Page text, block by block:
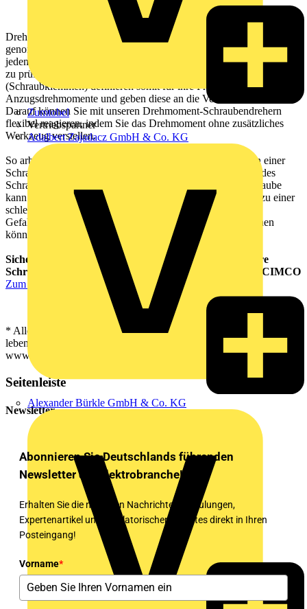
Zumtobel
Vertriebspartner
Adalbert Zajadacz GmbH & Co. KG
Alexander Bürkle GmbH & Co. KG
Drehmoment ist nicht gleich drehmoment: Es gibt keine generelle,
genormte, einheitliche Drehmomentvorgabe. Vielmehr obliegtes
jedem Hersteller selbst, für sein Produkt das optimale Drehmoment
zu prüfen. Die Produzenten der verschiedenen Reihenklemmen
(Schraubklemmen) definieren somit für ihre Produkte
Anzugsdrehmomente und geben diese an die Verarbeiter weiter.
Darauf können Sie mit unseren Drehmoment-Schraubendrehern
flexibel reagieren, indem Sie das Drehmoment ohne zusätzliches
Werkzeug verstellen.
So arbeiten Sie jederzeit sicher: denn ein zu festes anziehen einer
Schraube kann zu einer Überdrehung und/oder Zerstörung des
Schraubengewindes führen. eine zu lasch angezogene Schraube
kann sich durch Vibrationen lösen. beide Szenarien führen zu einer
schlechten Schraubverbindung und sind eine potenzielle
Gefahrenquelle, der Sie mit dem richtigen Werkzeug entgehen
können.
Sichern Sie sich jetzt aich lebenslange Garantie* auf Ihre
Schraubendreher, Zangen und Hand-Presszangen von CIMCO
Zum CIMCO-Club
* Alle Details zur kostenlosen Club-Registrierung und der
lebenslangen Garantie von CIMCO finden Sie auf
www.cimco.club/richtlinien
Seitenleiste
Newsletter
Abonnieren Sie Deutschlands führenden
Newsletter der Elektrobranche!
Erhalten Sie die neuesten Nachrichten, Schulungen,
Expertenartikel und regulatorischen Updates direkt in Ihren
Posteingang!
Vorname*